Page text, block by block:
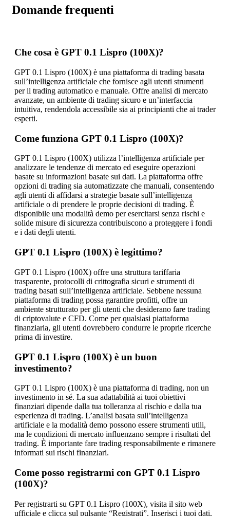
Domande frequenti
Che cosa è GPT 0.1 Lispro (100X)?
GPT 0.1 Lispro (100X) è una piattaforma di trading basata
sull’intelligenza artificiale che fornisce agli utenti strumenti
per il trading automatico e manuale. Offre analisi di mercato
avanzate, un ambiente di trading sicuro e un’interfaccia
intuitiva, rendendola accessibile sia ai principianti che ai trader
esperti.
Come funziona GPT 0.1 Lispro (100X)?
GPT 0.1 Lispro (100X) utilizza l’intelligenza artificiale per
analizzare le tendenze di mercato ed eseguire operazioni
basate su informazioni basate sui dati. La piattaforma offre
opzioni di trading sia automatizzate che manuali, consentendo
agli utenti di affidarsi a strategie basate sull’intelligenza
artificiale o di prendere le proprie decisioni di trading. È
disponibile una modalità demo per esercitarsi senza rischi e
solide misure di sicurezza contribuiscono a proteggere i fondi
e i dati degli utenti.
GPT 0.1 Lispro (100X) è legittimo?
GPT 0.1 Lispro (100X) offre una struttura tariffaria
trasparente, protocolli di crittografia sicuri e strumenti di
trading basati sull’intelligenza artificiale. Sebbene nessuna
piattaforma di trading possa garantire profitti, offre un
ambiente strutturato per gli utenti che desiderano fare trading
di criptovalute e CFD. Come per qualsiasi piattaforma
finanziaria, gli utenti dovrebbero condurre le proprie ricerche
prima di investire.
GPT 0.1 Lispro (100X) è un buon
investimento?
GPT 0.1 Lispro (100X) è una piattaforma di trading, non un
investimento in sé. La sua adattabilità ai tuoi obiettivi
finanziari dipende dalla tua tolleranza al rischio e dalla tua
esperienza di trading. L’analisi basata sull’intelligenza
artificiale e la modalità demo possono essere strumenti utili,
ma le condizioni di mercato influenzano sempre i risultati del
trading. È importante fare trading responsabilmente e rimanere
informati sui rischi finanziari.
Come posso registrarmi con GPT 0.1 Lispro
(100X)?
Per registrarti su GPT 0.1 Lispro (100X), visita il sito web
ufficiale e clicca sul pulsante “Registrati”. Inserisci i tuoi dati,